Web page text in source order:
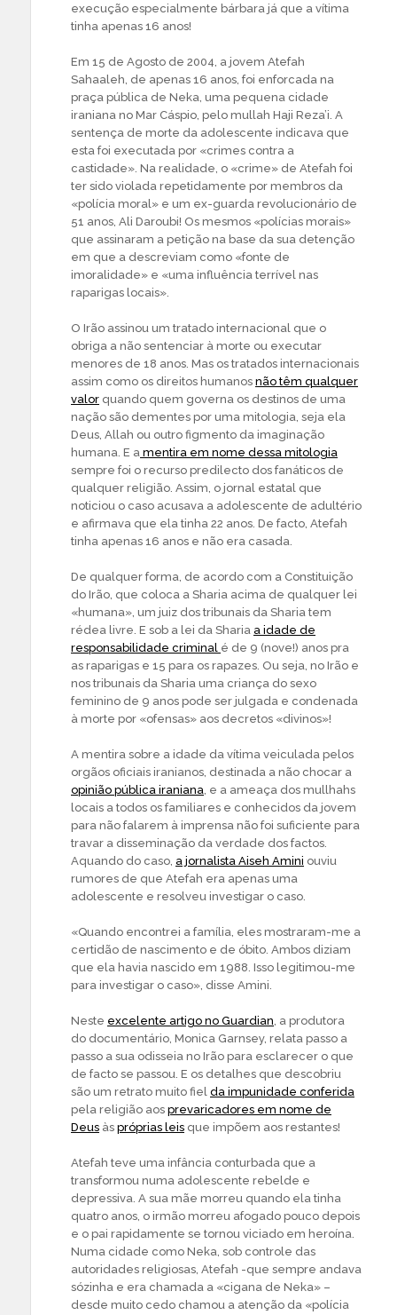
execução especialmente bárbara já que a vítima
tinha apenas 16 anos!
Em 15 de Agosto de 2004, a jovem Atefah
Sahaaleh, de apenas 16 anos, foi enforcada na
praça pública de Neka, uma pequena cidade
iraniana no Mar Cáspio, pelo mullah Haji Reza’i. A
sentença de morte da adolescente indicava que
esta foi executada por «crimes contra a
castidade». Na realidade, o «crime» de Atefah foi
ter sido violada repetidamente por membros da
«polícia moral» e um ex-guarda revolucionário de
51 anos, Ali Daroubi! Os mesmos «polícias morais»
que assinaram a petição na base da sua detenção
em que a descreviam como «fonte de
imoralidade» e «uma influência terrível nas
raparigas locais».
O Irão assinou um tratado internacional que o
obriga a não sentenciar à morte ou executar
menores de 18 anos. Mas os tratados internacionais
assim como os direitos humanos não têm qualquer
valor quando quem governa os destinos de uma
nação são dementes por uma mitologia, seja ela
Deus, Allah ou outro figmento da imaginação
humana. E a mentira em nome dessa mitologia
sempre foi o recurso predilecto dos fanáticos de
qualquer religião. Assim, o jornal estatal que
noticiou o caso acusava a adolescente de adultério
e afirmava que ela tinha 22 anos. De facto, Atefah
tinha apenas 16 anos e não era casada.
De qualquer forma, de acordo com a Constituição
do Irão, que coloca a Sharia acima de qualquer lei
«humana», um juiz dos tribunais da Sharia tem
rédea livre. E sob a lei da Sharia a idade de
responsabilidade criminal é de 9 (nove!) anos pra
as raparigas e 15 para os rapazes. Ou seja, no Irão e
nos tribunais da Sharia uma criança do sexo
feminino de 9 anos pode ser julgada e condenada
à morte por «ofensas» aos decretos «divinos»!
A mentira sobre a idade da vítima veiculada pelos
orgãos oficiais iranianos, destinada a não chocar a
opinião pública iraniana, e a ameaça dos mullhahs
locais a todos os familiares e conhecidos da jovem
para não falarem à imprensa não foi suficiente para
travar a disseminação da verdade dos factos.
Aquando do caso, a jornalista Aiseh Amini ouviu
rumores de que Atefah era apenas uma
adolescente e resolveu investigar o caso.
«Quando encontrei a família, eles mostraram-me a
certidão de nascimento e de óbito. Ambos diziam
que ela havia nascido em 1988. Isso legitimou-me
para investigar o caso», disse Amini.
Neste excelente artigo no Guardian, a produtora
do documentário, Monica Garnsey, relata passo a
passo a sua odisseia no Irão para esclarecer o que
de facto se passou. E os detalhes que descobriu
são um retrato muito fiel da impunidade conferida
pela religião aos prevaricadores em nome de
Deus às próprias leis que impõem aos restantes!
Atefah teve uma infância conturbada que a
transformou numa adolescente rebelde e
depressiva. A sua mãe morreu quando ela tinha
quatro anos, o irmão morreu afogado pouco depois
e o pai rapidamente se tornou viciado em heroína.
Numa cidade como Neka, sob controle das
autoridades religiosas, Atefah -que sempre andava
sózinha e era chamada a «cigana de Neka» –
desde muito cedo chamou a atenção da «polícia